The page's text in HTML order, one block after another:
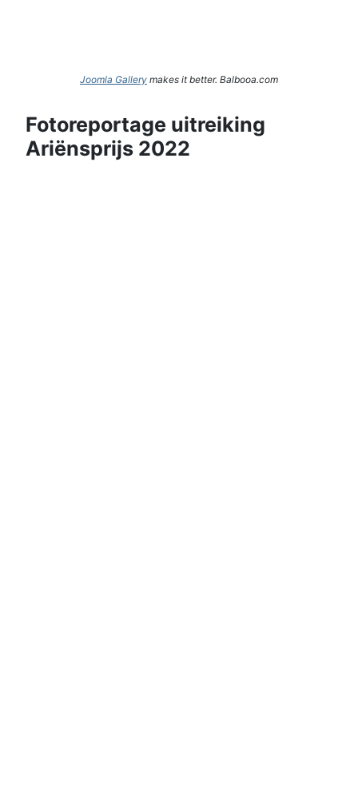
Joomla Gallery makes it better. Balbooa.com
Fotoreportage uitreiking
Ariënsprijs 2022